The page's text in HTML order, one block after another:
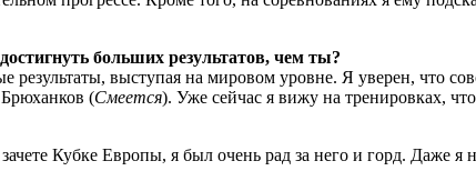
больших результатов, чем ты?
выступая на мировом уровне. Я уверен, что
(Смеется). Уже сейчас я вижу на тренировках,
Кубке Европы, я был очень рад за него и горд. Даже я